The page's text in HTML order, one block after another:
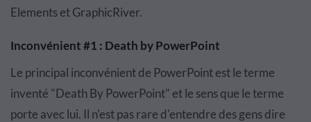
Elements et GraphicRiver.
Inconvénient #1 : Death by PowerPoint
Le principal inconvénient de PowerPoint est le terme
inventé "Death By PowerPoint" et le sens que le terme
porte avec lui. Il n'est pas rare d'entendre des gens dire